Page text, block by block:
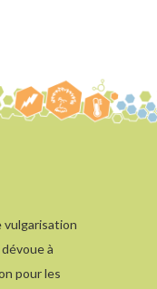
vulgarisation
à
pour les